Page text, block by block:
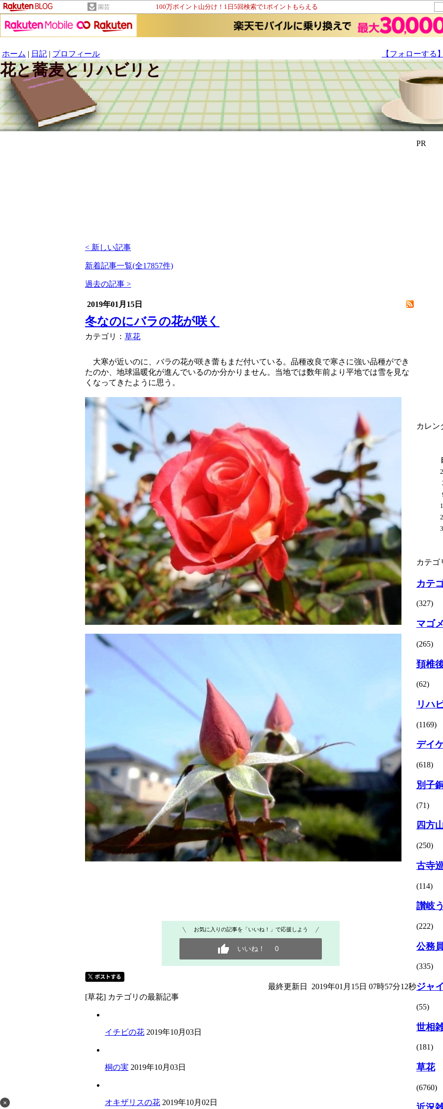
園芸 100万ポイント山分け！1日5回検索で1ポイントもらえる
ホーム | 日記 | プロフィール 【フォローする
花と蕎麦とリハビリと
< 新しい記事
新着記事一覧(全17857件)
過去の記事 >
2019年01月15日
冬なのにバラの花が咲く
カテゴリ： 草花
大寒が近いのに、バラの花が咲き蕾もまだ付いている。品種改良で寒さに強い品種ができ
たのか、地球温暖化が進んでいるのか分かりません。当地では数年前より平地では雪を見な
くなってきたように思う。
お気に入りの記事を「いいね！」で応援しよう
いいね！ 0
最終更新日 2019年01月15日 07時57分12秒
[草花] カテゴリの最新記事
イチビの花 2019年10月03日
桐の実 2019年10月03日
オキザリスの花 2019年10月02日
PR
×
カレン
カテゴ
カテ
(327)
マゴ
(265)
頚椎
(62)
リハ
(1169)
デイ
(618)
別子
(71)
四方
(250)
古寺
(114)
讃岐
(222)
公務
(335)
ジャ
(55)
世相
(181)
草花
(6760)